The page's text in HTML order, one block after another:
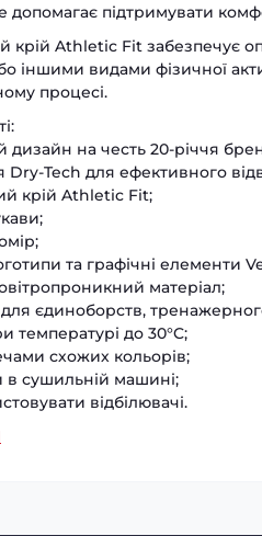
допомагає підтримувати
крій Athletic Fit забезпечує
іншими видами фізичної
процесі.
дизайн на честь 20-річчя
Dry-Tech для ефективного
крій Athletic Fit;
та графічні елементи
матеріал;
для єдиноборств,
температурі до 30°C;
схожих кольорів;
в сушильній машині;
відбілювачі.